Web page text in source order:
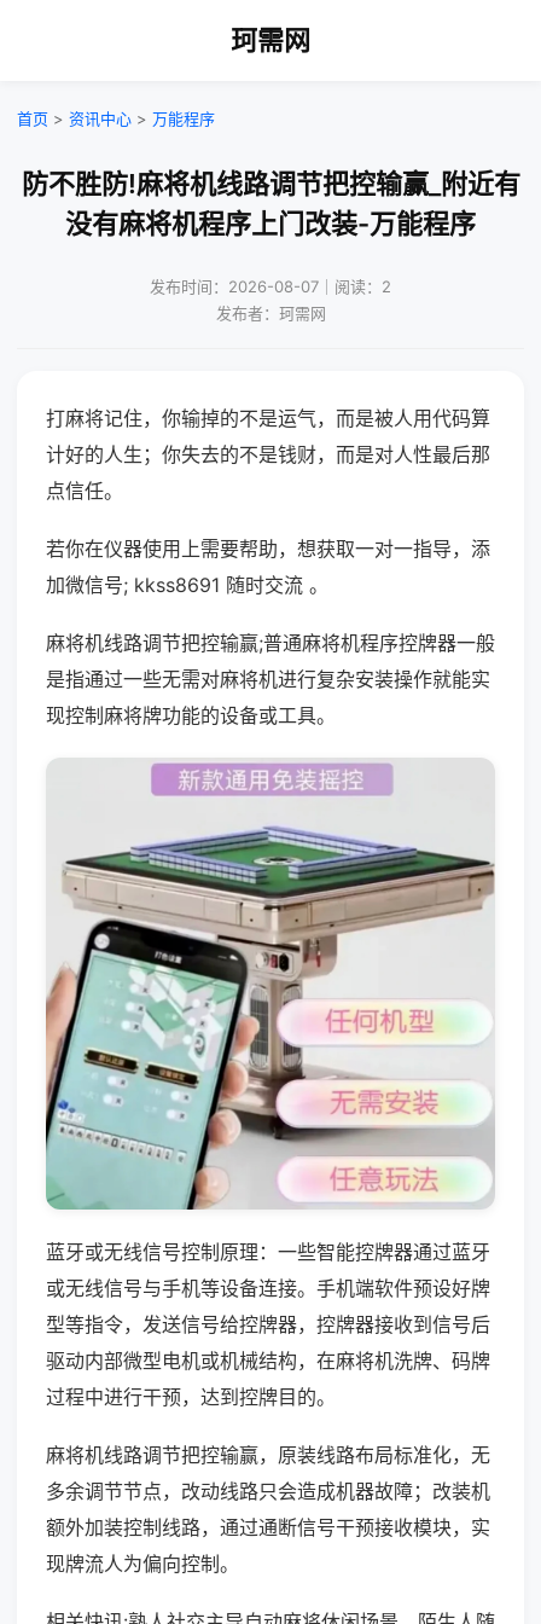
珂需网
首页 > 资讯中心 > 万能程序
防不胜防!麻将机线路调节把控输赢_附近有
没有麻将机程序上门改装-万能程序
发布时间：2026-08-07｜阅读：2
发布者：珂需网
打麻将记住，你输掉的不是运气，而是被人用代码算
计好的人生；你失去的不是钱财，而是对人性最后那
点信任。
若你在仪器使用上需要帮助，想获取一对一指导，添
加微信号; kkss8691 随时交流 。
麻将机线路调节把控输赢;普通麻将机程序控牌器一般
是指通过一些无需对麻将机进行复杂安装操作就能实
现控制麻将牌功能的设备或工具。
蓝牙或无线信号控制原理：一些智能控牌器通过蓝牙
或无线信号与手机等设备连接。手机端软件预设好牌
型等指令，发送信号给控牌器，控牌器接收到信号后
驱动内部微型电机或机械结构，在麻将机洗牌、码牌
过程中进行干预，达到控牌目的。
麻将机线路调节把控输赢，原装线路布局标准化，无
多余调节节点，改动线路只会造成机器故障；改装机
额外加装控制线路，通过通断信号干预接收模块，实
现牌流人为偏向控制。